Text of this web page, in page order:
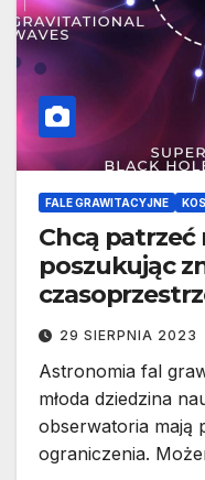
FALE GRAWITACYJNE
Chcą patrzeć
poszukując
29 SIERPNIA 2023
Astronomia fal
młoda dziedzina
obserwatoria mają
ograniczenia.